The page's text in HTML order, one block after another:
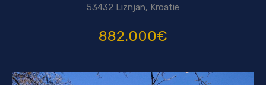
53432 Liznjan, Kroatië
882.000€